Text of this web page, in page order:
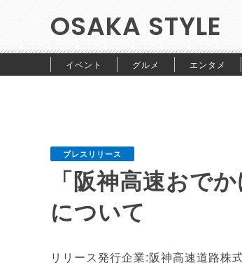
OSAKA STYLE
イベント グルメ エンタメ
プレスリリース
「阪神高速おで
について
リリース発行企業:阪神高速道路株